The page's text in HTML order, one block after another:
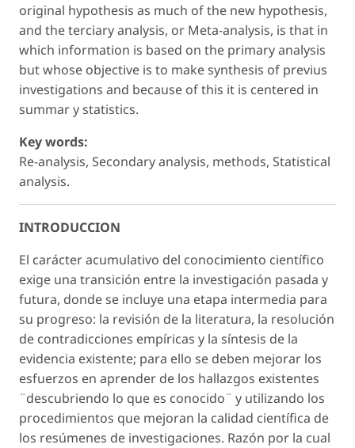
original hypothesis as much of the new hypothesis,
and the terciary analysis, or Meta-analysis, is that in
which information is based on the primary analysis
but whose objective is to make synthesis of previus
investigations and because of this it is centered in
summar y statistics.
Key words:
Re-analysis, Secondary analysis, methods, Statistical
analysis.
INTRODUCCION
El carácter acumulativo del conocimiento científico
exige una transición entre la investigación pasada y
futura, donde se incluye una etapa intermedia para
su progreso: la revisión de la literatura, la resolución
de contradicciones empíricas y la síntesis de la
evidencia existente; para ello se deben mejorar los
esfuerzos en aprender de los hallazgos existentes
¨descubriendo lo que es conocido¨ y utilizando los
procedimientos que mejoran la calidad científica de
los resúmenes de investigaciones. Razón por la cual